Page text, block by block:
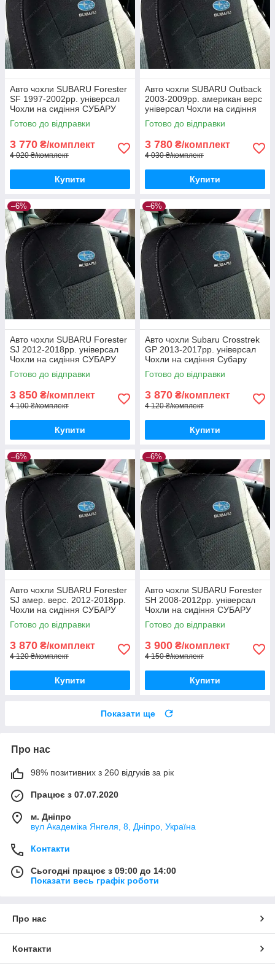
Авто чохли SUBARU Forester
SF 1997-2002рр. універсал
Чохли на сидіння СУБАРУ
Форестер СФ 1997-2002
Готово до відправки
3 770 ₴/комплект
4 020 ₴/комплект
Купити
Авто чохли SUBARU Outback
2003-2009рр. американ верс
універсал Чохли на сидіння
СУБАРУ Аутбек 2003-2009
Готово до відправки
3 780 ₴/комплект
4 030 ₴/комплект
Купити
–6%
Авто чохли SUBARU Forester
SJ 2012-2018рр. універсал
Чохли на сидіння СУБАРУ
Форестер СДжей 2012-2018
Готово до відправки
3 850 ₴/комплект
4 100 ₴/комплект
Купити
–6%
Авто чохли Subaru Crosstrek
GP 2013-2017рр. універсал
Чохли на сидіння Субару
Кросстрек ГП 2013-2017
Готово до відправки
3 870 ₴/комплект
4 120 ₴/комплект
Купити
–6%
Авто чохли SUBARU Forester
SJ амер. верс. 2012-2018рр.
Чохли на сидіння СУБАРУ
Форестер СДжей амер. верс.
Готово до відправки
3 870 ₴/комплект
4 120 ₴/комплект
Купити
–6%
Авто чохли SUBARU Forester
SH 2008-2012рр. універсал
Чохли на сидіння СУБАРУ
Форестер Ш 2008-2012рр.
універсал
Готово до відправки
3 900 ₴/комплект
4 150 ₴/комплект
Купити
Показати ще
Про нас
98% позитивних з 260 відгуків за рік
Працює з 07.07.2020
м. Дніпро
вул Академіка Янгеля, 8, Дніпро, Україна
Контакти
Сьогодні працює з 09:00 до 14:00
Показати весь графік роботи
Про нас
Контакти